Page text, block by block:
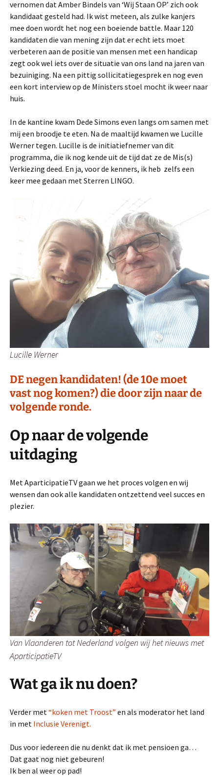
vernomen dat Amber Bindels van ‘Wij Staan OP’ zich ook
kandidaat gesteld had. Ik wist meteen, als zulke kanjers
mee doen wordt het nog een boeiende battle. Maar 120
kandidaten die van mening zijn dat er echt iets moet
verbeteren aan de positie van mensen met een handicap
zegt ook wel iets over de situatie van ons land na jaren van
bezuiniging. Na een pittig sollicitatiegesprek en nog even
een kort interview op de Ministers stoel mocht ik weer naar
huis.
In de kantine kwam Dede Simons even langs om samen met
mij een broodje te eten. Na de maaltijd kwamen we Lucille
Werner tegen. Lucille is de initiatiefnemer van dit
programma, die ik nog kende uit de tijd dat ze de Mis(s)
Verkiezing deed. En ja, voor de kenners, ik heb zelfs een
keer mee gedaan met Sterren LINGO.
Lucille Werner
DE negen kandidaten! (de 10e moet
vast nog komen?) die door zijn naar de
volgende ronde.
Op naar de volgende
uitdaging
Met AparticipatieTV gaan we het proces volgen en wij
wensen dan ook alle kandidaten ontzettend veel succes en
plezier.
Van Vlaanderen tot Nederland volgen wij het nieuws met
AparticipatieTV
Wat ga ik nu doen?
Verder met “koken met Troost” en als moderator het land
in met Inclusie Verenigt.
Dus voor iedereen die nu denkt dat ik met pensioen ga…
Dat gaat nog niet gebeuren!
Ik ben al weer op pad!